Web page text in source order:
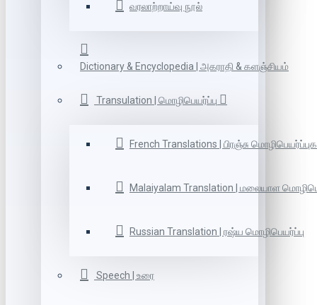
வரலாற்றாய்வு நூல்
Dictionary & Encyclopedia | அகராதி & களஞ்சியம்
Transulation | மொழிபெயர்ப்பு
French Translations | பிரஞ்சு
Malaiyalam Translation | மலையாள
Russian Translation | ரஷ்ய மொழிபெயர்ப்பு
Speech | உரை